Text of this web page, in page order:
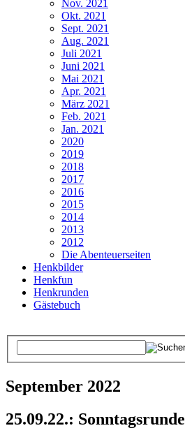
Nov. 2021
Okt. 2021
Sept. 2021
Aug. 2021
Juli 2021
Juni 2021
Mai 2021
Apr. 2021
März 2021
Feb. 2021
Jan. 2021
2020
2019
2018
2017
2016
2015
2014
2013
2012
Die Abenteuerseiten
Henkbilder
Henkfun
Henkrunden
Gästebuch
September 2022
25.09.22.: Sonntagsrunde